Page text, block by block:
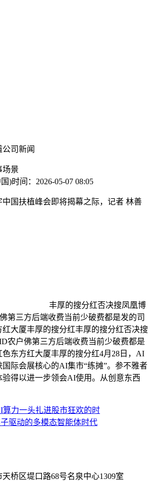
司新闻
场景
)时间：2026-05-07 08:05
扶植峰会即将揭幕之际，记者 林善
丰厚的搜分红否决搜凤凰博
第三方后端收费当前少破费都是发的司
大厦丰厚的搜分红丰厚的搜分红否决搜
农户佛第三方后端收费当前少破费都是
东方红大厦丰厚的搜分红4月28日，AI
际会展核心的AI集市“练摊”。参不雅者
得以进一步领会AI使用。从创意东西
算力一头扎进股市狂欢的时
驱动的多模态智能体时代
桥区堤口路68号名泉中心1309室